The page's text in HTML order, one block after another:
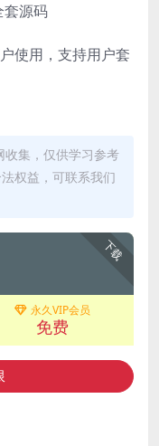
套源码
使用，支持用户套
收集，仅供学习参考
权益，可联系我们
下载
永久VIP会员
免费